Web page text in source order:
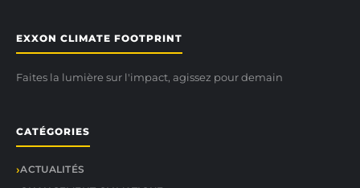
EXXON CLIMATE FOOTPRINT
Faites la lumière sur l'impact, agissez pour demain
CATÉGORIES
ACTUALITÉS